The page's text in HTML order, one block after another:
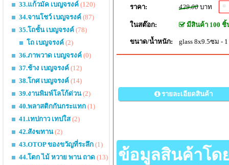
33.แก้วมัค เบญจรงค์ (120)
34.จานโชว์ เบญจรงค์ (87)
35.โถชั้น เบญจรงค์ (78)
โถ เบญจรงค์ (2)
36.ภาพวาด เบญจรงค์ (0)
37.ช้าง เบญจรงค์ (12)
38.โกศ เบญจรงค์ (14)
39.งานพิมพ์โลโก้ด่วน(2)
40.พลาสติกกันกระแทก (1)
41.เทปกาว เทปใส(2)
42.สังฆทาน(2)
43.OTOP ของขวัญที่ระลึก (1)
44.โตก ไม้ หวาย พาน ถาด (13)
ราคา: 429.00 บาท
ในสต๊อก: มีสินค้า 100 ชิ้
ขนาด/น้ำหนัก: glass 8x9.5ซม -
รายละเอียดสินค้า
ข้อมูลสินค้าโด